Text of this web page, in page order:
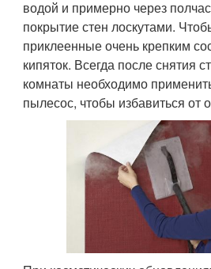
водой и примерно через
покрытие стен лоскутами.
приклеенные очень крепким
кипяток. Всегда после снятия
комнаты необходимо
пылесос, чтобы избавиться от